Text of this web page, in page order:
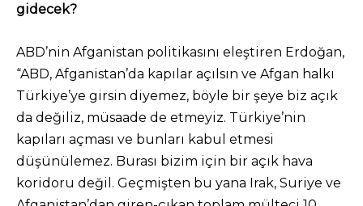
gidecek?
ABD’nin Afganistan politikasını eleştiren Erdoğan,
“ABD, Afganistan’da kapılar açılsın ve Afgan halkı
Türkiye’ye girsin diyemez, böyle bir şeye biz açık
da değiliz, müsaade de etmeyiz. Türkiye’nin
kapıları açması ve bunları kabul etmesi
düşünülemez. Burası bizim için bir açık hava
koridoru değil. Geçmişten bu yana Irak, Suriye ve